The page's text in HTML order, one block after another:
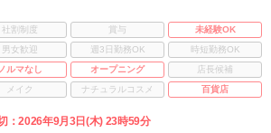
社割制度 賞与
未経験OK
男女歓迎 週3日勤務OK
時短勤務OK
ノルマなし オープニング
店長候補
メイク ナチュラルコスメ 百貨店
：2026年9月3日(木) 23時59分